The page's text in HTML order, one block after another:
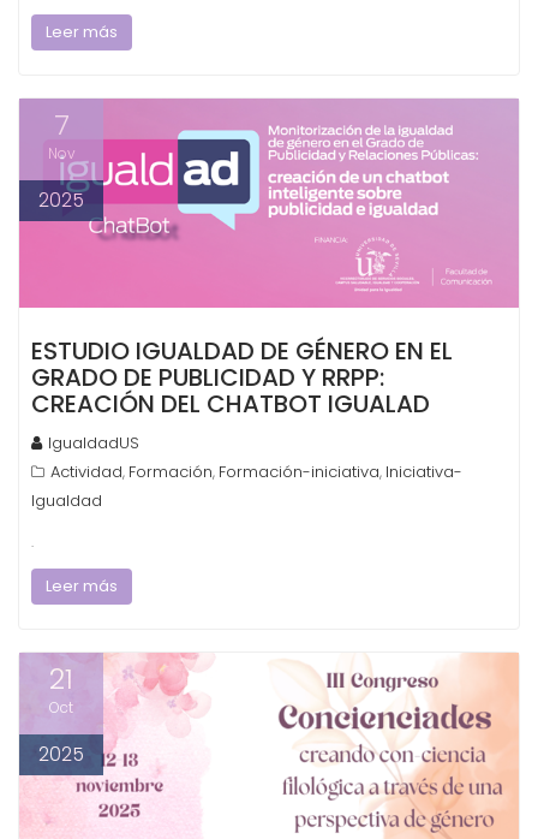
Leer más
7
Nov
2025
ESTUDIO IGUALDAD DE GÉNERO EN EL
GRADO DE PUBLICIDAD Y RRPP:
CREACIÓN DEL CHATBOT IGUALAD
IgualdadUS
Actividad, Formación, Formación-iniciativa, Iniciativa-
Igualdad
.
Leer más
21
Oct
2025